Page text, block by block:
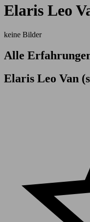
Elaris Leo
keine Bilder
Alle
Elaris Leo Van